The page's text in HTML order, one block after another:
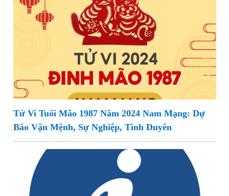
Tử Vi Tuổi Mão 1987 Năm 2024 Nam Mạng: Dự
Báo Vận Mệnh, Sự Nghiệp, Tình Duyên